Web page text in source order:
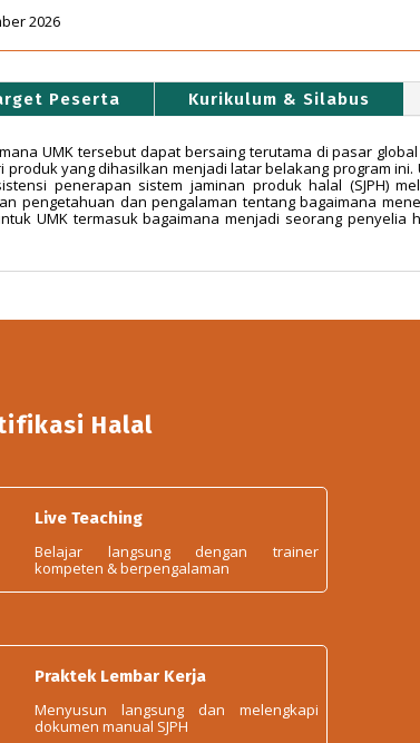
2026
Peserta Kurikulum & Silabus
UMK tersebut dapat bersaing terutama di pasar
yang dihasilkan menjadi latar belakang program
penerapan sistem jaminan produk halal (SJPH)
pengetahuan dan pengalaman tentang bagaimana
UMK termasuk bagaimana menjadi seorang penyelia
Halal
Live Teaching
Belajar langsung dengan trainer
kompeten & berpengalaman
Praktek Lembar Kerja
Menyusun langsung dan melengkapi
dokumen manual SJPH